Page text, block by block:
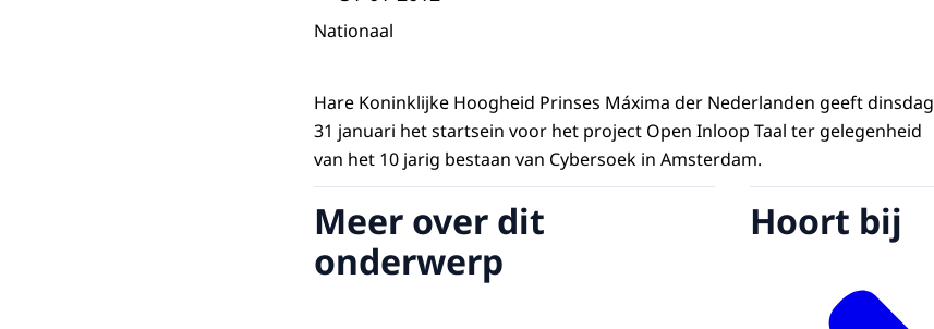
Nationaal
Hare Koninklijke Hoogheid Prinses Máxima der Nederlanden geeft dinsdag
31 januari het startsein voor het project Open Inloop Taal ter gelegenheid
van het 10 jarig bestaan van Cybersoek in Amsterdam.
Meer over dit
onderwerp
Hoort bij